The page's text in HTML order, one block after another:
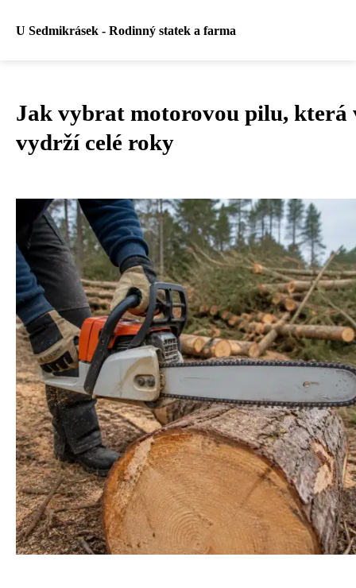
U Sedmikrásek - Rodinný statek a farma
Jak vybrat motorovou pilu, která
vydrží celé roky